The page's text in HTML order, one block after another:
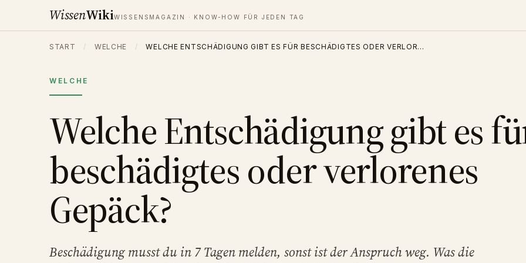
WissenWikiWISSENSMAGAZIN · KNOW-HOW FÜR JEDEN TAG
START / WELCHE / WELCHE ENTSCHÄDIGUNG GIBT ES FÜR BESCHÄDIGTES ODER VERLOR…
WELCHE
Welche Entschädigung gibt es
beschädigtes oder verlorenes
Gepäck?
Beschädigung musst du in 7 Tagen melden, sonst ist der Anspruch weg. Was die